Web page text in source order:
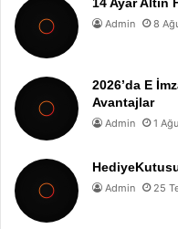
Admin 8
2026’da E
Avantajlar
Admin 1
Admin 25